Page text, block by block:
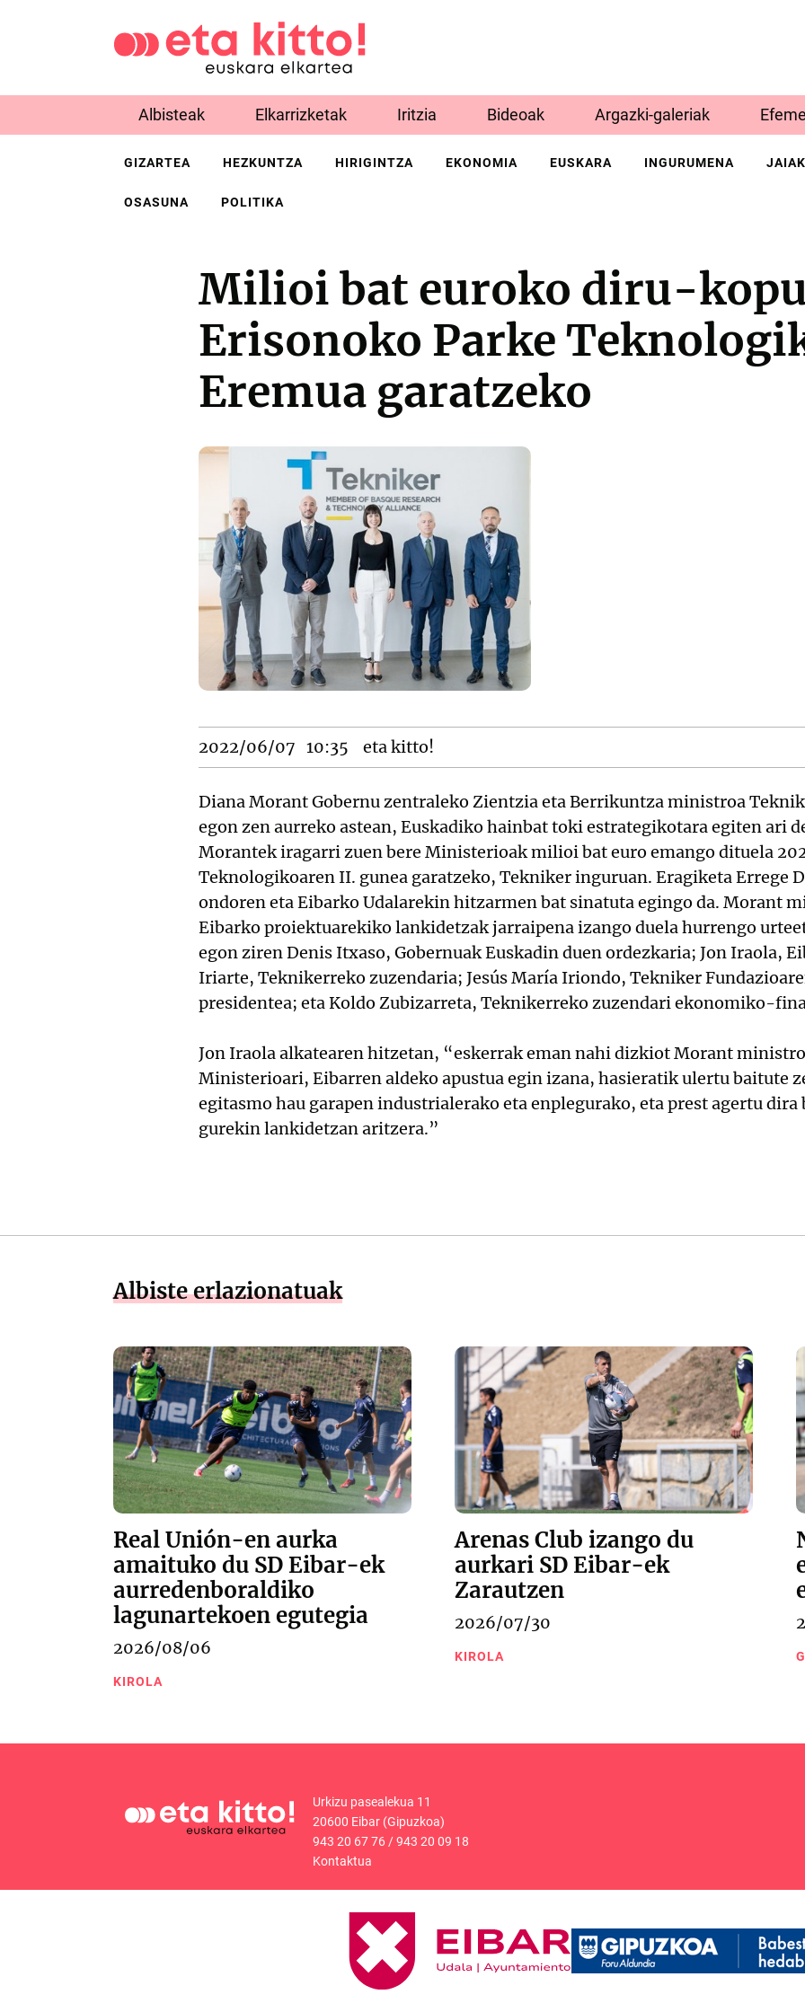
Albisteak Elkarrizketak Iritzia Bideoak Argazki-galeriak
GIZARTEA HEZKUNTZA HIRIGINTZA EKONOMIA EUSKARA INGURUMENA JAIAK
OSASUNA POLITIKA
Milioi bat euroko diru-
Erisonoko Parke
Eremua garatzeko
2022/06/07 10:35 eta kitto!
Diana Morant Gobernu zentraleko Zientzia eta Berrikuntza ministroa
egon zen aurreko astean, Euskadiko hainbat toki estrategikotara egiten ari
Morantek iragarri zuen bere Ministerioak milioi bat euro emango dituela
Teknologikoaren II. gunea garatzeko, Tekniker inguruan. Eragiketa Errege
ondoren eta Eibarko Udalarekin hitzarmen bat sinatuta egingo da. Morant
Eibarko proiektuarekiko lankidetzak jarraipena izango duela hurrengo
egon ziren Denis Itxaso, Gobernuak Euskadin duen ordezkaria; Jon Iraola,
Iriarte, Teknikerreko zuzendaria; Jesús María Iriondo, Tekniker
presidentea; eta Koldo Zubizarreta, Teknikerreko zuzendari ekonomiko-
Jon Iraola alkatearen hitzetan, “eskerrak eman nahi dizkiot Morant
Ministerioari, Eibarren aldeko apustua egin izana, hasieratik ulertu baitute
egitasmo hau garapen industrialerako eta enplegurako, eta prest agertu
gurekin lankidetzan aritzera.”
Albiste erlazionatuak
Real Unión-en aurka
amaituko du SD Eibar-ek
aurredenboraldiko
lagunartekoen egutegia
2026/08/06
KIROLA
Arenas Club izango du
aurkari SD Eibar-ek
Zarautzen
2026/07/30
KIROLA
Urkizu pasealekua 11
20600 Eibar (Gipuzkoa)
943 20 67 76/943 20 09 18
Kontaktua